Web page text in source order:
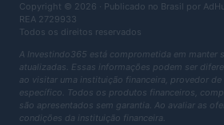
Copyright © 2026 · Publicado no Brasil por
REA 2729933
Todos os direitos reservados
A Investindo365 está comprometida em manter
atualizadas. Essas informações podem ser
ao visitar uma instituição financeira, provedor
específico. Todos os produtos financeiros,
são apresentados sem garantia. Ao avaliar as
condições da instituição financeira.